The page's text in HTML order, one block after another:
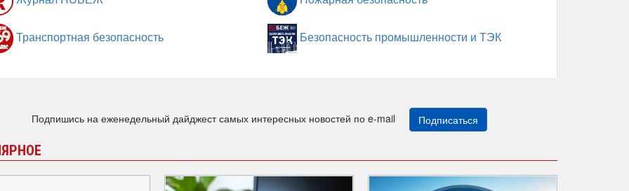
Транспортная безопасность Безопасность промышленности и ТЭК
Подпишись на еженедельный дайджест самых интересных новостей по e-mail Подписаться